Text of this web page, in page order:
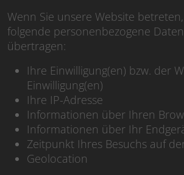
Wenn Sie unsere Website
folgende personenbezogene
übertragen:
Ihre Einwilligung(en) bzw. der
Einwilligung(en)
Ihre IP-Adresse
Informationen über Ihren
Informationen über Ihr
Zeitpunkt Ihres Besuchs auf
Geolocation